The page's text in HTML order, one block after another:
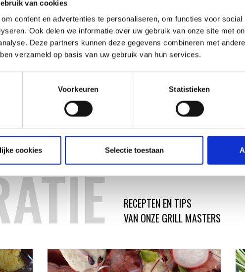
van cookies
content en advertenties te personaliseren, om functies voor social
Ook delen we informatie over uw gebruik van onze site met
Deze partners kunnen deze gegevens combineren met
verzameld op basis van uw gebruik van hun services.
Voorkeuren Statistieken
cookies Selectie toestaan
ANGUS & OINK JAPANESE
ANGUS & OINK
ANGUS & OINK TEXAS STEAK
ANGUS & OINK
14,99
RECEPTEN EN TIPS
VAN ONZE GRILL MASTERS